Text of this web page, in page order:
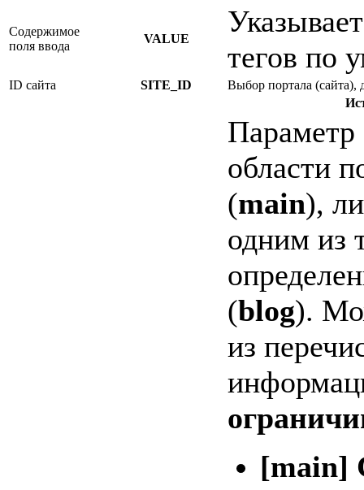
Содержимое
поля ввода
VALUE
тегов по
ID сайта SITE_ID
Выбор портала (сайта),
Параметр
области
(main),
одним из
(blog).
из
[main]